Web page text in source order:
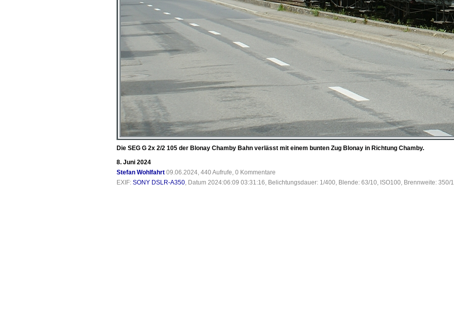
Die SEG G 2x 2/2 105 der Blonay Chamby Bahn verlässt mit einem bunten Zug Blonay in Richtung Chamby.
8. Juni 2024
Stefan Wohlfahrt 09.06.2024, 440 Aufrufe, 0 Kommentare
EXIF: SONY DSLR-A350, Datum 2024:06:09 03:31:16, Belichtungsdauer: 1/400, Blende: 63/10, ISO100, Brennweite: 350/